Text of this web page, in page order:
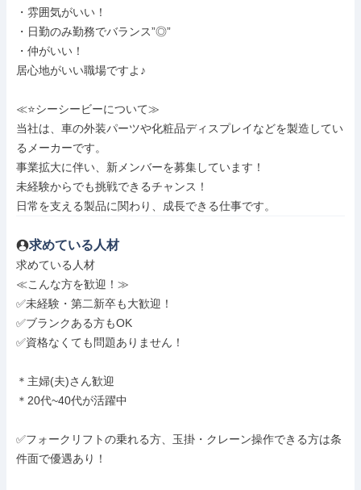
・雰囲気がいい！
・日勤のみ勤務でバランス”◎”
・仲がいい！
居心地がいい職場ですよ♪
≪⭐シーシービーについて≫
当社は、車の外装パーツや化粧品ディスプレイなどを製造してい
るメーカーです。
事業拡大に伴い、新メンバーを募集しています！
未経験からでも挑戦できるチャンス！
日常を支える製品に関わり、成長できる仕事です。
求めている人材
求めている人材
≪こんな方を歓迎！≫
✅未経験・第二新卒も大歓迎！
✅ブランクある方もOK
✅資格なくても問題ありません！
＊主婦(夫)さん歓迎
＊20代~40代が活躍中
✅フォークリフトの乗れる方、玉掛・クレーン操作できる方は条
件面で優遇あり！